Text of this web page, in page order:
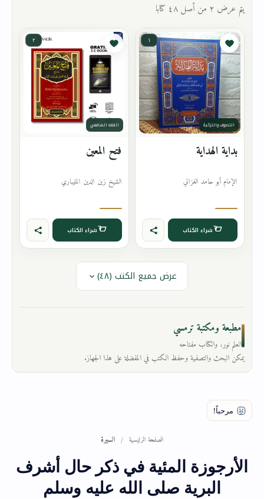
يتم عرض ٢ من أصل ٤٨ كتابا
١
التصوف والتزكية
بداية الهداية
الإمام أبو حامد الغزالي
شراء الكتاب
٢
الفقه الشافعي
فتح المعين
الشيخ زين الدين المليباري
شراء الكتاب
عرض جميع الكتب (٤٨)
مطبعة ومكتبة ترمسي
العلم نور، والكتاب مفتاحه
يمكن البحث والتصفية وحفظ الكتب في المفضلة على هذا الجهاز.
الصفحة الرئيسية السيرة
الأرجوزة المئية في ذكر حال أشرف
البرية صلى الله عليه وسلم